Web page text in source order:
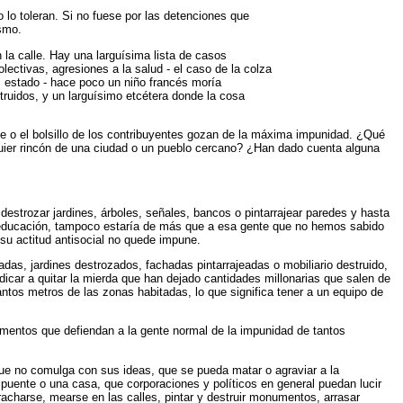
toleran. Si no fuese por las detenciones que
calle. Hay una larguísima lista de casos
agresiones a la salud - el caso de la colza
- hace poco un niño francés moría
y un larguísimo etcétera donde la cosa
el bolsillo de los contribuyentes gozan de la máxima impunidad. ¿Qué
rincón de una ciudad o un pueblo cercano? ¿Han dado cuenta alguna
jardines, árboles, señales, bancos o pintarrajear paredes y hasta
tampoco estaría de más que a esa gente que no hemos sabido
actitud antisocial no quede impune.
jardines destrozados, fachadas pintarrajeadas o mobiliario destruido,
a quitar la mierda que han dejado cantidades millonarias que salen de
metros de las zonas habitadas, lo que significa tener a un equipo de
que defiendan a la gente normal de la impunidad de tantos
no comulga con sus ideas, que se pueda matar o agraviar a la
o una casa, que corporaciones y políticos en general puedan lucir
mearse en las calles, pintar y destruir monumentos, arrasar